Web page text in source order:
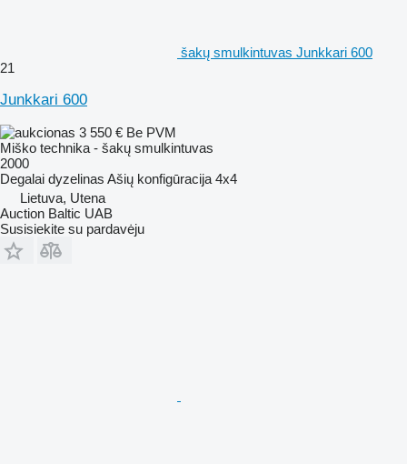
šakų smulkintuvas Junkkari 600
21
Junkkari 600
3 550 € Be PVM
Miško technika - šakų smulkintuvas
2000
Degalai dyzelinas Ašių konfigūracija 4x4
Lietuva, Utena
Auction Baltic UAB
Susisiekite su pardavėju